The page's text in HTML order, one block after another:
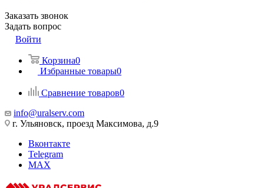
Заказать звонок
Задать вопрос
Войти
Корзина0
Избранные товары0
Сравнение товаров0
info@uralserv.com
г. Ульяновск, проезд Максимова, д.9
Вконтакте
Telegram
MAX